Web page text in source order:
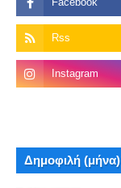
Δημοφιλή (μήνα)